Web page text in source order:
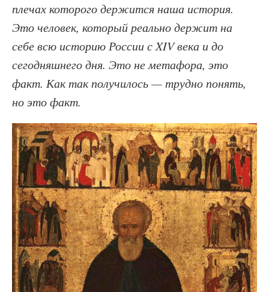
плечах которого держится наша история.
Это человек, который реально держит на
себе всю историю России с XIV века и до
сегодняшнего дня. Это не метафора, это
факт. Как так получилось — трудно понять,
но это факт.